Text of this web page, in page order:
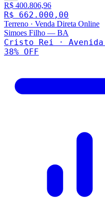
R$ 400.806,96
R$ 662.000,00
Terreno · Venda Direta Online
Simoes Filho — BA
Cristo Rei · Avenida
38% OFF